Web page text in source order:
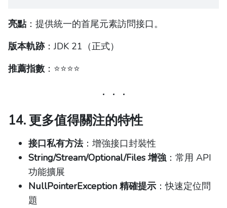
亮點：提供統一的首尾元素訪問接口。
版本軌跡：JDK 21（正式）
推薦指數：⭐️⭐️⭐️⭐️
14. 更多值得關注的特性
接口私有方法：增強接口封裝性
String/Stream/Optional/Files 增強：常用 API
功能擴展
NullPointerException 精確提示 ：快速定位問
題